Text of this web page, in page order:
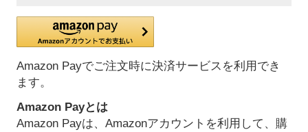
Amazon Payでご注文時に決済サービスを利用でき
ます。
Amazon Payとは
Amazon Payは、Amazonアカウントを利用して、購